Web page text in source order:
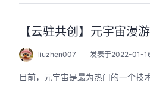
【云驻共创】元宇宙漫
liuzhen007 发表于2022-01-
目前，元宇宙是最为热门的一个技
回顾中